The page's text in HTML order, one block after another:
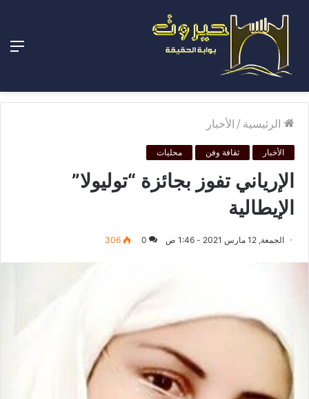
الرئيسية / الأخبار
الأخبار ثقافة وفن محليات
الإرياني تفوز بجائزة “توليولا”
الإيطالية
الجمعة, 12 مارس 2021 - 1:46 ص 0
306